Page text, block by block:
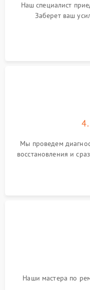
Наш специалист
Заберет ваш
Мы проведем
восстановления и
Наши мастера по